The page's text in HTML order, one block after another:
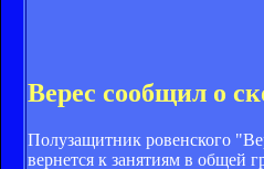
Верес сообщил о
Полузащитник ровенского
вернется к занятиям в общей